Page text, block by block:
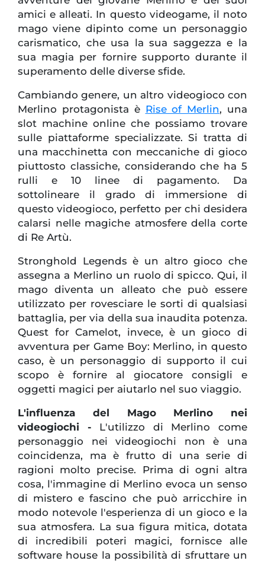
amici e alleati. In questo videogame, il noto
mago viene dipinto come un personaggio
carismatico, che usa la sua saggezza e la
sua magia per fornire supporto durante il
superamento delle diverse sfide.
Cambiando genere, un altro videogioco con
Merlino protagonista è Rise of Merlin, una
slot machine online che possiamo trovare
sulle piattaforme specializzate. Si tratta di
una macchinetta con meccaniche di gioco
piuttosto classiche, considerando che ha 5
rulli e 10 linee di pagamento. Da
sottolineare il grado di immersione di
questo videogioco, perfetto per chi desidera
calarsi nelle magiche atmosfere della corte
di Re Artù.
Stronghold Legends è un altro gioco che
assegna a Merlino un ruolo di spicco. Qui, il
mago diventa un alleato che può essere
utilizzato per rovesciare le sorti di qualsiasi
battaglia, per via della sua inaudita potenza.
Quest for Camelot, invece, è un gioco di
avventura per Game Boy: Merlino, in questo
caso, è un personaggio di supporto il cui
scopo è fornire al giocatore consigli e
oggetti magici per aiutarlo nel suo viaggio.
L'influenza del Mago Merlino nei
videogiochi - L'utilizzo di Merlino come
personaggio nei videogiochi non è una
coincidenza, ma è frutto di una serie di
ragioni molto precise. Prima di ogni altra
cosa, l'immagine di Merlino evoca un senso
di mistero e fascino che può arricchire in
modo notevole l'esperienza di un gioco e la
sua atmosfera. La sua figura mitica, dotata
di incredibili poteri magici, fornisce alle
software house la possibilità di sfruttare un